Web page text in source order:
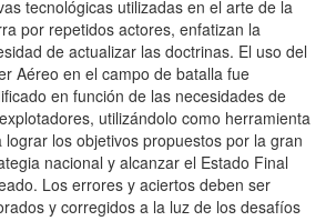
tecnológicas utilizadas en el arte de la
por repetidos actores, enfatizan la
de actualizar las doctrinas. El uso del
Aéreo en el campo de batalla fue
en función de las necesidades de
utilizándolo como herramienta
lograr los objetivos propuestos por la gran
nacional y alcanzar el Estado Final
Los errores y aciertos deben ser
y corregidos a la luz de los desafíos